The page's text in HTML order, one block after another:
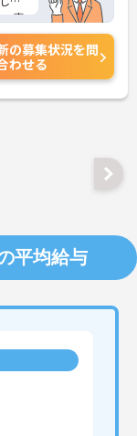
専
い
ベ
、
し
の募集状況を問
わせる
平均給与